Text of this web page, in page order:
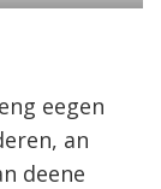
eegen
an
deene